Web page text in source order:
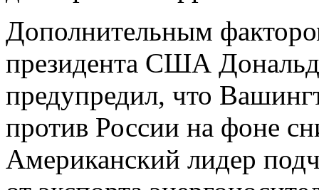
Дополнительным
президента США
предупредил, что
против России на фоне
Американский лидер